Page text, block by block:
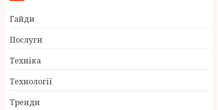
Гайди
Послуги
Техніка
Технології
Тренди